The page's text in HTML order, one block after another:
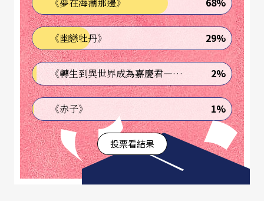
心董事長陳國慈在上任之初，也以建立典章制度為
工作重點，為旗下三館未來的順暢運作與合作無間
奠定基礎。
由於兩廳院行政法人化已有十年經驗，因此國家表
演藝術中心也參考兩廳院原有的規章，全面釐清與
檢討，從財務、法務、人事、各場館的責任面考
量，讓未來三個場館都能適用。而參與討論的包括
國家兩廳院總監李惠美、台中國家歌劇院總監王文
《幽戀牡丹》 29%
《轉生到異世界成為嘉慶君—發現我的祖先是詐騙集團!?》 2%
《赤子》 1%
投票看結果